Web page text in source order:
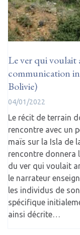
Le ver qui voulait
communication
Bolivie)
04/01/2022
Le récit de terrain
rencontre avec un
maïs sur la Isla de
rencontre donnera
du ver qui voulait
le narrateur
les individus de
spécifique
ainsi décrite…